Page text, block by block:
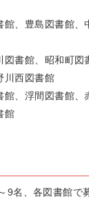
館、豊島図書館、
書館、昭和町図
川西図書館
館、浮間図書館、
館
9名、各図書館で